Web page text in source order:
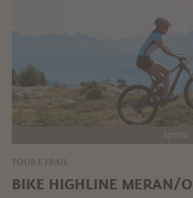
aperto
BIKE HIGHLINE MERAN/O